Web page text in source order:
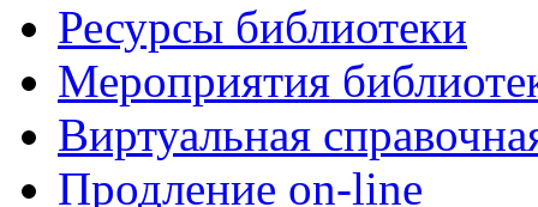
Ресурсы библиотеки
Мероприятия
Виртуальная
Продление on-line